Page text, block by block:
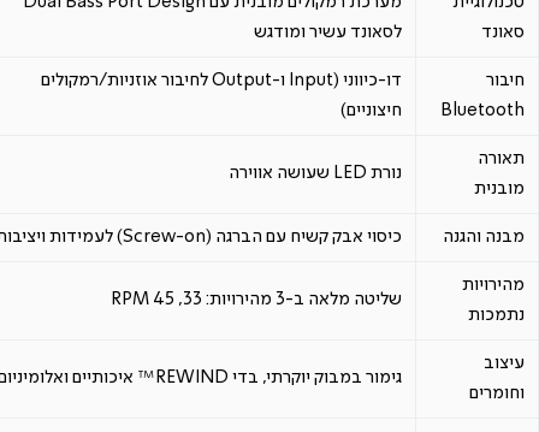
סאונד
לסאונד עשיר ומודגש
חיבור
Bluetooth
דו-כיווני (Input ו-Output לחיבור אוזניות/רמקולים
חיצוניים)
תאורה
מובנית
נורת LED שעושה אווירה
מבנה והגנה כיסוי אבק קשיח עם הברגה (Screw-on) לעמידות ויציבות
מהירויות
נתמכות
שליטה מלאה ב-3 מהירויות: 33, 45 RPM
עיצוב
וחומרים
גימור במבוק יוקרתי, בדי REWIND™ איכותיים ואלומיניום